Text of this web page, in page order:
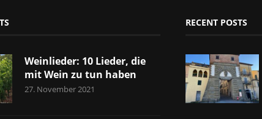
Weinlieder: 10 Lieder, die
mit Wein zu tun haben
27. November 2021
RECENT POSTS